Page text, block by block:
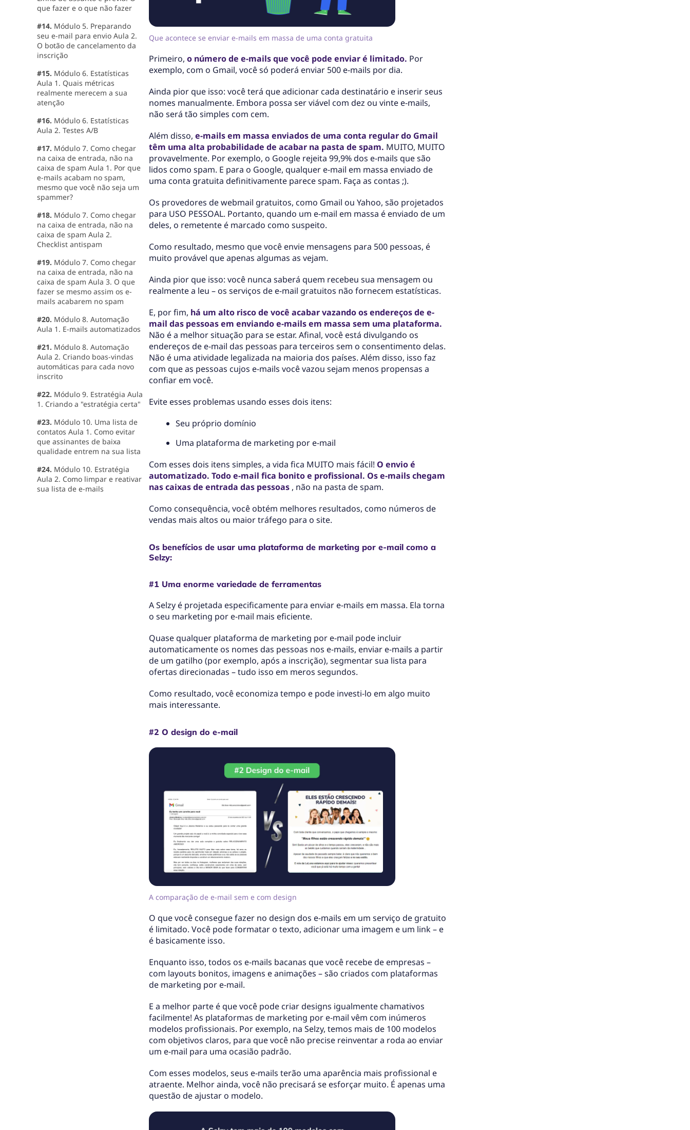
que fazer e o que não fazer
#14. Módulo 5. Preparando
seu e-mail para envio Aula 2.
O botão de cancelamento da
inscrição
#15. Módulo 6. Estatísticas
Aula 1. Quais métricas
realmente merecem a sua
atenção
#16. Módulo 6. Estatísticas
Aula 2. Testes A/B
#17. Módulo 7. Como chegar
na caixa de entrada, não na
caixa de spam Aula 1. Por que
e-mails acabam no spam,
mesmo que você não seja um
spammer?
#18. Módulo 7. Como chegar
na caixa de entrada, não na
caixa de spam Aula 2.
Checklist antispam
#19. Módulo 7. Como chegar
na caixa de entrada, não na
caixa de spam Aula 3. O que
fazer se mesmo assim os e-
mails acabarem no spam
#20. Módulo 8. Automação
Aula 1. E-mails automatizados
#21. Módulo 8. Automação
Aula 2. Criando boas-vindas
automáticas para cada novo
inscrito
#22. Módulo 9. Estratégia Aula
1. Criando a "estratégia certa"
#23. Módulo 10. Uma lista de
contatos Aula 1. Como evitar
que assinantes de baixa
qualidade entrem na sua lista
#24. Módulo 10. Estratégia
Aula 2. Como limpar e reativar
sua lista de e-mails
Que acontece se enviar e-mails em massa de uma conta gratuita
Primeiro, o número de e-mails que você pode enviar é limitado. Por
exemplo, com o Gmail, você só poderá enviar 500 e-mails por dia.
Ainda pior que isso: você terá que adicionar cada destinatário e inserir seus
nomes manualmente. Embora possa ser viável com dez ou vinte e-mails,
não será tão simples com cem.
Além disso, e-mails em massa enviados de uma conta regular do Gmail
têm uma alta probabilidade de acabar na pasta de spam. MUITO, MUITO
provavelmente. Por exemplo, o Google rejeita 99,9% dos e-mails que são
lidos como spam. E para o Google, qualquer e-mail em massa enviado de
uma conta gratuita definitivamente parece spam. Faça as contas ;).
Os provedores de webmail gratuitos, como Gmail ou Yahoo, são projetados
para USO PESSOAL. Portanto, quando um e-mail em massa é enviado de um
deles, o remetente é marcado como suspeito.
Como resultado, mesmo que você envie mensagens para 500 pessoas, é
muito provável que apenas algumas as vejam.
Ainda pior que isso: você nunca saberá quem recebeu sua mensagem ou
realmente a leu – os serviços de e-mail gratuitos não fornecem estatísticas.
E, por fim, há um alto risco de você acabar vazando os endereços de e-
mail das pessoas em enviando e-mails em massa sem uma plataforma.
Não é a melhor situação para se estar. Afinal, você está divulgando os
endereços de e-mail das pessoas para terceiros sem o consentimento delas.
Não é uma atividade legalizada na maioria dos países. Além disso, isso faz
com que as pessoas cujos e-mails você vazou sejam menos propensas a
confiar em você.
Evite esses problemas usando esses dois itens:
Seu próprio domínio
Uma plataforma de marketing por e-mail
Com esses dois itens simples, a vida fica MUITO mais fácil! O envio é
automatizado. Todo e-mail fica bonito e profissional. Os e-mails chegam
nas caixas de entrada das pessoas , não na pasta de spam.
Como consequência, você obtém melhores resultados, como números de
vendas mais altos ou maior tráfego para o site.
Os benefícios de usar uma plataforma de marketing por e-mail como a
Selzy:
#1 Uma enorme variedade de ferramentas
A Selzy é projetada especificamente para enviar e-mails em massa. Ela torna
o seu marketing por e-mail mais eficiente.
Quase qualquer plataforma de marketing por e-mail pode incluir
automaticamente os nomes das pessoas nos e-mails, enviar e-mails a partir
de um gatilho (por exemplo, após a inscrição), segmentar sua lista para
ofertas direcionadas – tudo isso em meros segundos.
Como resultado, você economiza tempo e pode investi-lo em algo muito
mais interessante.
#2 O design do e-mail
A comparação de e-mail sem e com design
O que você consegue fazer no design dos e-mails em um serviço de gratuito
é limitado. Você pode formatar o texto, adicionar uma imagem e um link – e
é basicamente isso.
Enquanto isso, todos os e-mails bacanas que você recebe de empresas –
com layouts bonitos, imagens e animações – são criados com plataformas
de marketing por e-mail.
E a melhor parte é que você pode criar designs igualmente chamativos
facilmente! As plataformas de marketing por e-mail vêm com inúmeros
modelos profissionais. Por exemplo, na Selzy, temos mais de 100 modelos
com objetivos claros, para que você não precise reinventar a roda ao enviar
um e-mail para uma ocasião padrão.
Com esses modelos, seus e-mails terão uma aparência mais profissional e
atraente. Melhor ainda, você não precisará se esforçar muito. É apenas uma
questão de ajustar o modelo.